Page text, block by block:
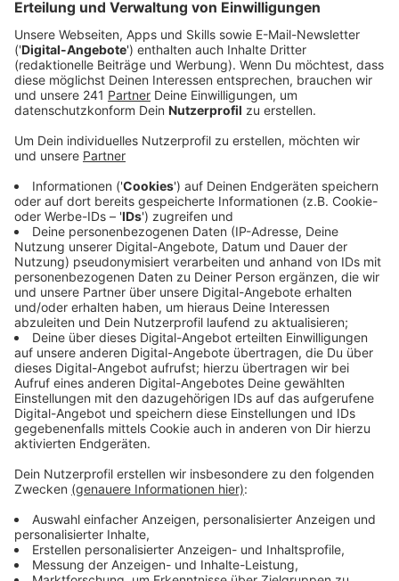
Ehrenamtlichen letztes Jahr 527 Gespräche
geführt – im Jahr davor waren es noch rund 470.
Veröffentlicht:Dienstag, 26.03.2024 06:25
Anzeige
wenden sich vermehrt an die Ehrenamtlichen. Sie
haben zum Beispiel Dick Pics bekommen, wurden
online gestalkt oder gemobbt. Um noch mehr auf sich
aufmerksam zu machen, hat die Frauenberatungsstelle
letztes Jahr eine Plakatkampagne gestartet. In den
Bussen der Wupsi wird jetzt auf Anonyme
Spurensicherung nach Sexualstraftaten hingewiesen.
Und mit der BayArena macht jetzt der größte
Veranstaltungsort in unserer Stadt bei der Kampagne
„Luisa ist hier!“ mit: Frauen, die sich bedroht fühlen,
können dort jederzeit bei Mitarbeitenden mit den
Worten: „Ist Luisa hier?“ unauffällig Hilfe holen.
Damit schon junge Mädchen Warnsignale erkennen,
sich gegenseitig helfen und richtig reagieren können,
mehreren Leverkusener Schulen gegeben. Die
Nachfrage ist groß, sagt der Verein. Deshalb soll es
auch dieses Jahr wieder welche geben.